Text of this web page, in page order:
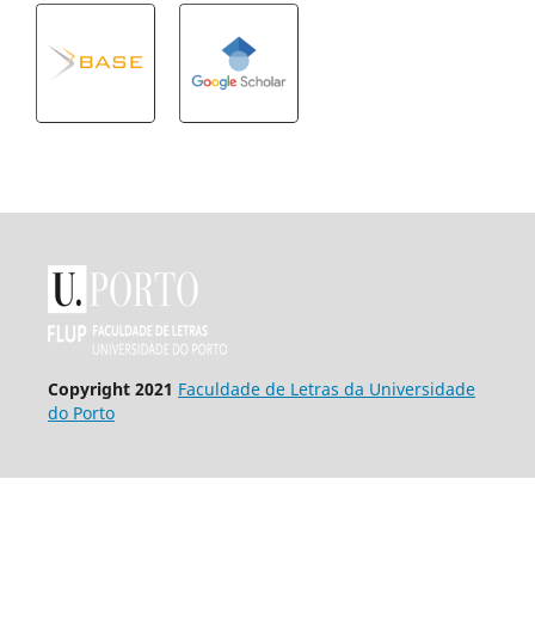
Copyright 2021 Faculdade de Letras da Universidade
do Porto